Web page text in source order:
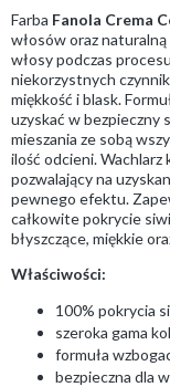
Farba Fanola Crema
włosów oraz naturalną
włosy podczas
niekorzystnych
miękkość i blask.
uzyskać w bezpieczny
mieszania ze sobą
ilość odcieni.
pozwalający na
pewnego efektu.
całkowite pokrycie
błyszczące, miękkie
Właściwości:
100% pokrycia
szeroka gama
formuła
bezpieczna dla